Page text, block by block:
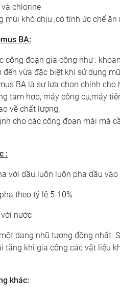
chlorine
mùi khó chịu ,có tính ức chế ăn
BA:
công đoạn gia công như :
vừa đặc biệt khi sử dụng
BA là sự lựa chọn chính
tam hợp, máy công cụ,máy
về chất lượng,
cho các công đoạn mài mà
:
với dầu.luôn luôn pha dầu
theo tỷ lệ 5-10%
nước
dạng nhũ tương đồng nhất.
tăng khi gia công các vật liệu
khác: